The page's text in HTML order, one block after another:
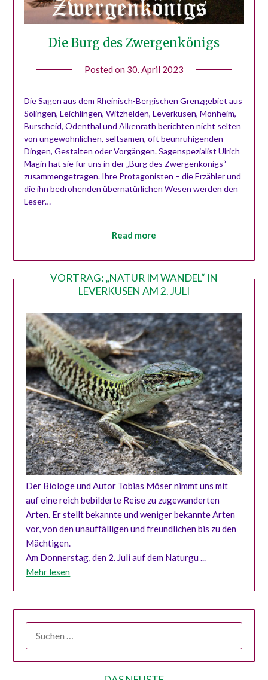
Die Burg des Zwergenkönigs
Posted on 30. April 2023
Möser
Die Sagen aus dem Rheinisch-Bergischen Grenzgebiet aus
Solingen, Leichlingen, Witzhelden, Leverkusen, Monheim,
Burscheid, Odenthal und Alkenrath berichten nicht selten
von ungewöhnlichen, seltsamen, oft beunruhigenden
Dingen, Gestalten oder Vorgängen. Sagenspezialist Ulrich
Magin hat sie für uns in der „Burg des Zwergenkönigs“
zusammengetragen. Ihre Protagonisten – die Erzähler und
die ihn bedrohenden übernatürlichen Wesen werden den
Leser…
Read more
VORTRAG: „NATUR IM WANDEL“ IN
LEVERKUSEN AM 2. JULI
Der Biologe und Autor Tobias Möser nimmt uns mit
auf eine reich bebilderte Reise zu zugewanderten
Arten. Er stellt bekannte und weniger bekannte Arten
vor, von den unauffälligen und freundlichen bis zu den
Mächtigen.
Am Donnerstag, den 2. Juli auf dem Naturgu ...
Mehr lesen
NACH: